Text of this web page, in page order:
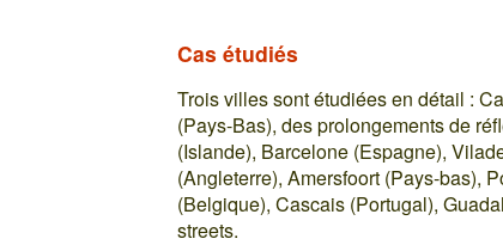
Cas étudiés
Trois villes sont étudiées en détail :
(Pays-Bas), des prolongements de
(Islande), Barcelone (Espagne),
(Angleterre), Amersfoort (Pays-bas),
(Belgique), Cascais (Portugal),
streets.